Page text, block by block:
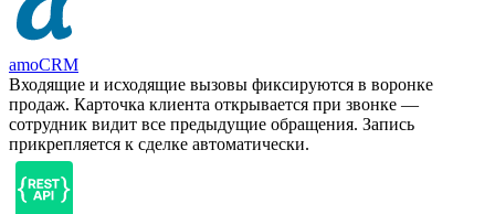
amoCRM
Входящие и исходящие вызовы фиксируются в воронке
продаж. Карточка клиента открывается при звонке —
сотрудник видит все предыдущие обращения. Запись
прикрепляется к сделке автоматически.